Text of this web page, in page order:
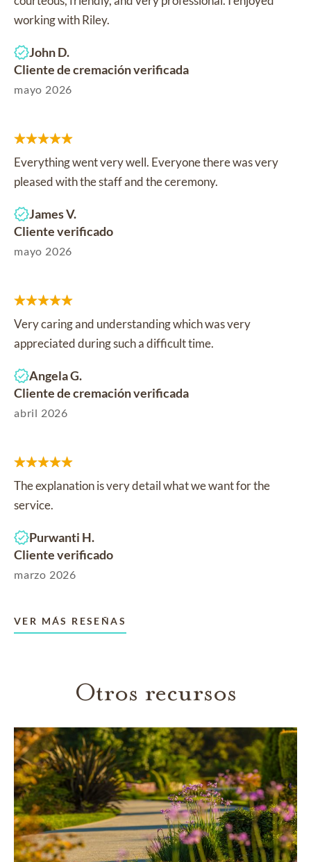
working with Riley.
John D.
Cliente de cremación verificada
mayo 2026
Everything went very well. Everyone there was very
pleased with the staff and the ceremony.
James V.
Cliente verificado
mayo 2026
Very caring and understanding which was very
appreciated during such a difficult time.
Angela G.
Cliente de cremación verificada
abril 2026
The explanation is very detail what we want for the
service.
Purwanti H.
Cliente verificado
marzo 2026
VER MÁS RESEÑAS
Otros recursos